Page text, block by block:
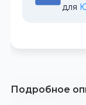
для
Подробное